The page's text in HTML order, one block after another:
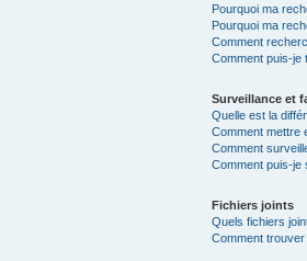
Pourquoi ma
Pourquoi ma
Comment
Comment puis-
Surveillance et
Quelle est la
Comment mettre
Comment
Comment puis-je
Fichiers joints
Quels fichiers
Comment